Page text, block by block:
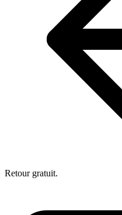
Retour gratuit.